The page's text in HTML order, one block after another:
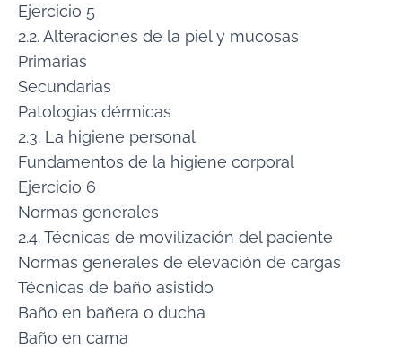
Ejercicio 5
2.2. Alteraciones de la piel y mucosas
Primarias
Secundarias
Patologias dérmicas
2.3. La higiene personal
Fundamentos de la higiene corporal
Ejercicio 6
Normas generales
2.4. Técnicas de movilización del paciente
Normas generales de elevación de cargas
Técnicas de baño asistido
Baño en bañera o ducha
Baño en cama